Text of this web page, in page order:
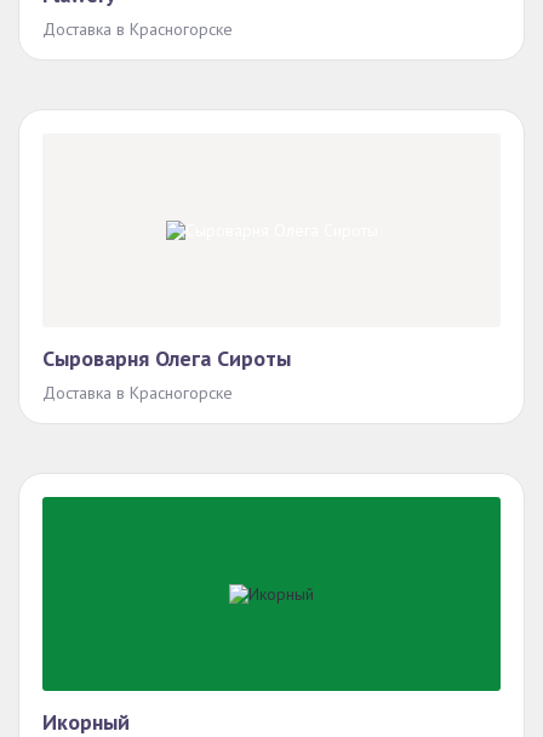
Доставка в Красногорске
Сыроварня Олега Сироты
Доставка в Красногорске
Икорный